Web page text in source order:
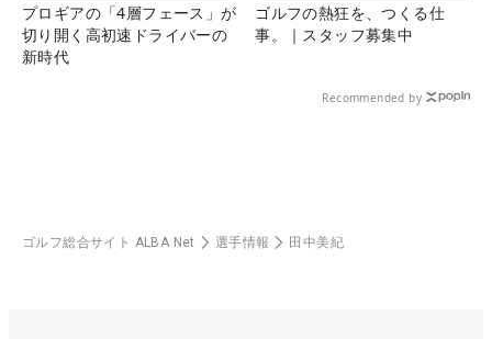
プロギアの「4層フェース」が
切り開く高初速ドライバーの
新時代
ゴルフの熱狂を、つくる仕
事。｜スタッフ募集中
Recommended by
ゴルフ総合サイト ALBA Net 選手情報 田中美紀